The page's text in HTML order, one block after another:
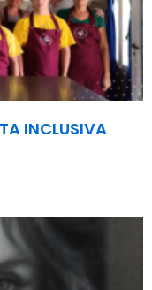
INCLUSIVA